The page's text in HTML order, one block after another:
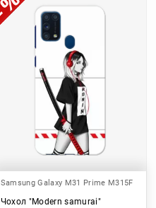
Samsung Galaxy M31 Prime M315F
Чохол "Modern samurai"